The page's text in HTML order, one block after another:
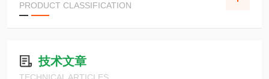
PRODUCT CLASSIFICATION
技术文章